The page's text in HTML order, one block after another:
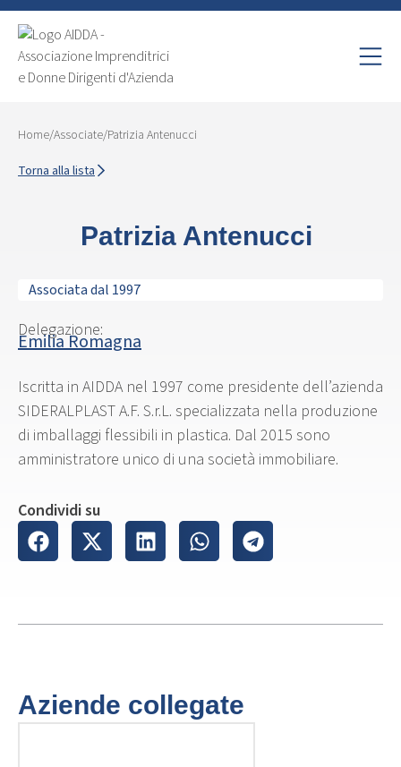
Home/Associate/Patrizia Antenucci
Torna alla lista
Patrizia Antenucci
Associata dal 1997
Delegazione:
Emilia Romagna
Iscritta in AIDDA nel 1997 come presidente dell’azienda
SIDERALPLAST A.F. S.r.L. specializzata nella produzione
di imballaggi flessibili in plastica. Dal 2015 sono
amministratore unico di una società immobiliare.
Condividi su
Aziende collegate